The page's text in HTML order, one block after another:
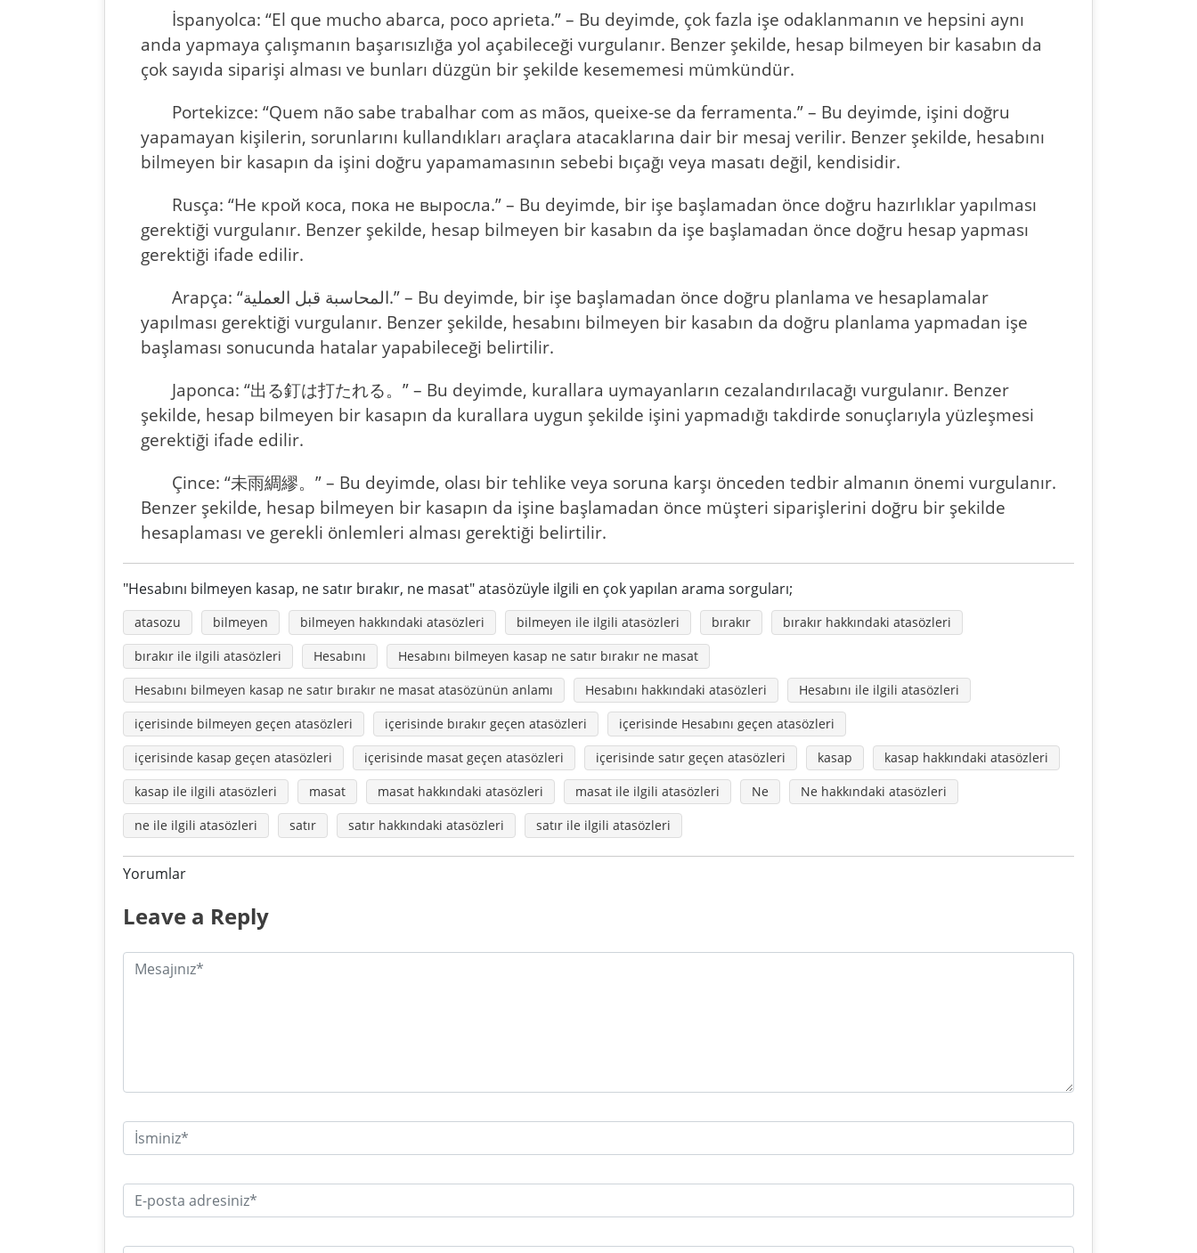
İspanyolca: “El que mucho abarca, poco aprieta.” – Bu deyimde, çok fazla işe odaklanmanın ve hepsini aynı
anda yapmaya çalışmanın başarısızlığa yol açabileceği vurgulanır. Benzer şekilde, hesap bilmeyen bir kasabın da
çok sayıda siparişi alması ve bunları düzgün bir şekilde kesememesi mümkündür.
Portekizce: “Quem não sabe trabalhar com as mãos, queixe-se da ferramenta.” – Bu deyimde, işini doğru
yapamayan kişilerin, sorunlarını kullandıkları araçlara atacaklarına dair bir mesaj verilir. Benzer şekilde, hesabını
bilmeyen bir kasapın da işini doğru yapamamasının sebebi bıçağı veya masatı değil, kendisidir.
Rusça: “Не крой коса, пока не выросла.” – Bu deyimde, bir işe başlamadan önce doğru hazırlıklar yapılması
gerektiği vurgulanır. Benzer şekilde, hesap bilmeyen bir kasabın da işe başlamadan önce doğru hesap yapması
gerektiği ifade edilir.
Arapça: “المحاسبة قبل العملية.” – Bu deyimde, bir işe başlamadan önce doğru planlama ve hesaplamalar
yapılması gerektiği vurgulanır. Benzer şekilde, hesabını bilmeyen bir kasabın da doğru planlama yapmadan işe
başlaması sonucunda hatalar yapabileceği belirtilir.
Japonca: “出る釘は打たれる。” – Bu deyimde, kurallara uymayanların cezalandırılacağı vurgulanır. Benzer
şekilde, hesap bilmeyen bir kasapın da kurallara uygun şekilde işini yapmadığı takdirde sonuçlarıyla yüzleşmesi
gerektiği ifade edilir.
Çince: “未雨綢繆。” – Bu deyimde, olası bir tehlike veya soruna karşı önceden tedbir almanın önemi vurgulanır.
Benzer şekilde, hesap bilmeyen bir kasapın da işine başlamadan önce müşteri siparişlerini doğru bir şekilde
hesaplaması ve gerekli önlemleri alması gerektiği belirtilir.
"Hesabını bilmeyen kasap, ne satır bırakır, ne masat" atasözüyle ilgili en çok yapılan arama sorguları;
atasozu bilmeyen bilmeyen hakkındaki atasözleri bilmeyen ile ilgili atasözleri bırakır
bırakır hakkındaki atasözleri
bırakır ile ilgili atasözleri
Hesabını
Hesabını bilmeyen kasap ne satır bırakır ne masat
Hesabını bilmeyen kasap ne satır bırakır ne masat atasözünün anlamı
Hesabını hakkındaki atasözleri
Hesabını ile ilgili atasözleri
içerisinde bilmeyen geçen atasözleri
içerisinde bırakır geçen atasözleri
içerisinde Hesabını geçen atasözleri
içerisinde kasap geçen atasözleri
içerisinde masat geçen atasözleri içerisinde satır geçen atasözleri kasap
kasap hakkındaki atasözleri
kasap ile ilgili atasözleri
masat masat hakkındaki atasözleri masat ile ilgili atasözleri Ne
Ne hakkındaki atasözleri
ne ile ilgili atasözleri
satır satır hakkındaki atasözleri satır ile ilgili atasözleri
Yorumlar
Leave a Reply